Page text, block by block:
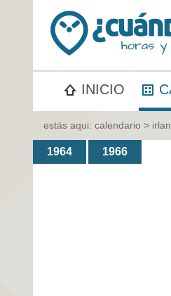
INICIO
estás aqui: calendario >
1964 1966